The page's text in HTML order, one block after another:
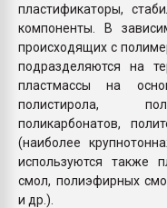
пластификаторы,
компоненты. В
происходящих с
подразделяются на
пластмассы на
полистирола,
поликарбонатов,
(наиболее
используются также
смол, полиэфирных
и др.).